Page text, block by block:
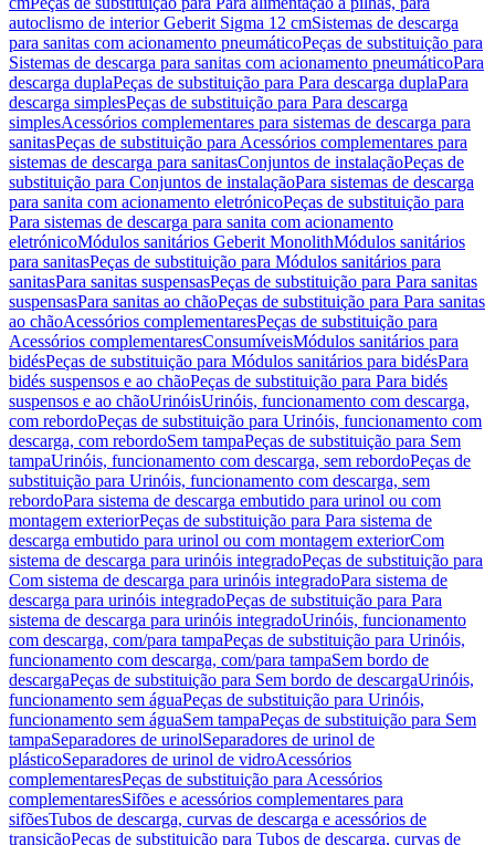
autoclismo de interior Geberit Sigma 12 cmSistemas de descarga
para sanitas com acionamento pneumáticoPeças de substituição para
Sistemas de descarga para sanitas com acionamento pneumáticoPara
descarga duplaPeças de substituição para Para descarga duplaPara
descarga simplesPeças de substituição para Para descarga
simplesAcessórios complementares para sistemas de descarga para
sanitasPeças de substituição para Acessórios complementares para
sistemas de descarga para sanitasConjuntos de instalaçãoPeças de
substituição para Conjuntos de instalaçãoPara sistemas de descarga
para sanita com acionamento eletrónicoPeças de substituição para
Para sistemas de descarga para sanita com acionamento
eletrónicoMódulos sanitários Geberit MonolithMódulos sanitários
para sanitasPeças de substituição para Módulos sanitários para
sanitasPara sanitas suspensasPeças de substituição para Para sanitas
suspensasPara sanitas ao chãoPeças de substituição para Para sanitas
ao chãoAcessórios complementaresPeças de substituição para
Acessórios complementaresConsumíveisMódulos sanitários para
bidésPeças de substituição para Módulos sanitários para bidésPara
bidés suspensos e ao chãoPeças de substituição para Para bidés
suspensos e ao chãoUrinóisUrinóis, funcionamento com descarga,
com rebordoPeças de substituição para Urinóis, funcionamento com
descarga, com rebordoSem tampaPeças de substituição para Sem
tampaUrinóis, funcionamento com descarga, sem rebordoPeças de
substituição para Urinóis, funcionamento com descarga, sem
rebordoPara sistema de descarga embutido para urinol ou com
montagem exteriorPeças de substituição para Para sistema de
descarga embutido para urinol ou com montagem exteriorCom
sistema de descarga para urinóis integradoPeças de substituição para
Com sistema de descarga para urinóis integradoPara sistema de
descarga para urinóis integradoPeças de substituição para Para
sistema de descarga para urinóis integradoUrinóis, funcionamento
com descarga, com/para tampaPeças de substituição para Urinóis,
funcionamento com descarga, com/para tampaSem bordo de
descargaPeças de substituição para Sem bordo de descargaUrinóis,
funcionamento sem águaPeças de substituição para Urinóis,
funcionamento sem águaSem tampaPeças de substituição para Sem
tampaSeparadores de urinolSeparadores de urinol de
plásticoSeparadores de urinol de vidroAcessórios
complementaresPeças de substituição para Acessórios
complementaresSifões e acessórios complementares para
sifõesTubos de descarga, curvas de descarga e acessórios de
transiçãoPeças de substituição para Tubos de descarga, curvas de